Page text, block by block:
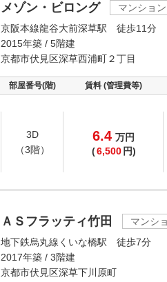
メゾン・ビロング
マンション
京阪本線龍谷大前深草駅 徒歩11分
2015年築 / 5階建
京都市伏見区深草西浦町２丁目
部屋番号(階) 賃料 (管理費等)
3D
（3階）
6.4 万円
(6,500 円)
ＡＳフラッティ竹田
マンシ
地下鉄烏丸線くいな橋駅 徒歩7分
2017年築 / 3階建
京都市伏見区深草下川原町